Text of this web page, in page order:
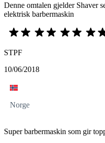
Denne omtalen gjelder Shaver
elektrisk barbermaskin
STPF
10/06/2018
Norge
Super barbermaskin som gir